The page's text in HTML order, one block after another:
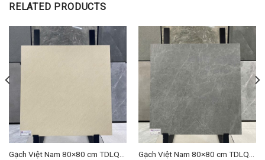
RELATED PRODUCTS
Gạch Việt Nam 80×80 cm TDLQ-
Gạch Việt Nam 80×80 cm TDLQ-